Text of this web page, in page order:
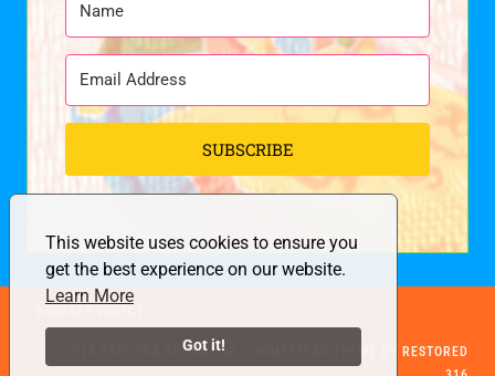
This website uses cookies to ensure you
get the best experience on our website.
Learn More
Got it!
SUBSCRIBE
© 2026 EXPLORA BOOKAZINE • HOMESTEAD THEME BY
RESTORED